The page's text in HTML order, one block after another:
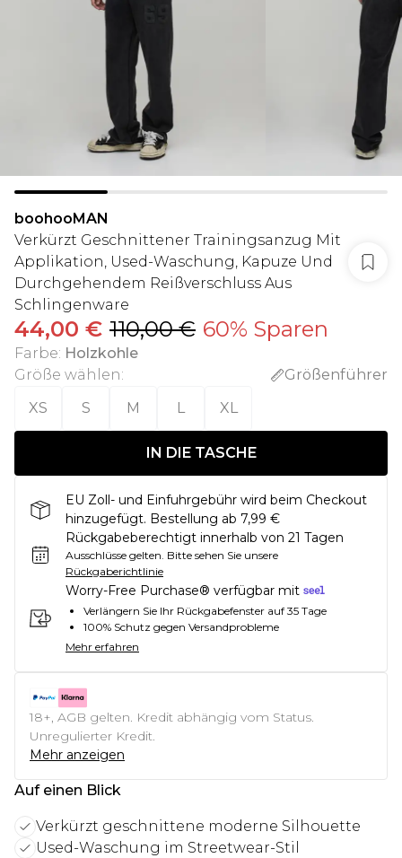
boohooMAN
Verkürzt Geschnittener Trainingsanzug Mit
Applikation, Used-Waschung, Kapuze Und
Durchgehendem Reißverschluss Aus
Schlingenware
44,00 € 110,00 € 60% Sparen
Farbe: Holzkohle
Größe wählen:
Größenführer
XS
S M L XL
IN DIE TASCHE
EU Zoll- und Einfuhrgebühr wird beim Checkout
hinzugefügt. Bestellung ab 7,99 €
Rückgabeberechtigt innerhalb von 21 Tagen
Ausschlüsse gelten. Bitte sehen Sie unsere
Rückgaberichtlinie
Worry-Free Purchase® verfügbar mit
Verlängern Sie Ihr Rückgabefenster auf 35 Tage
100% Schutz gegen Versandprobleme
Mehr erfahren
18+, AGB gelten. Kredit abhängig vom Status.
Unregulierter Kredit.
Mehr anzeigen
Auf einen Blick
Verkürzt geschnittene moderne Silhouette
Used-Waschung im Streetwear-Stil